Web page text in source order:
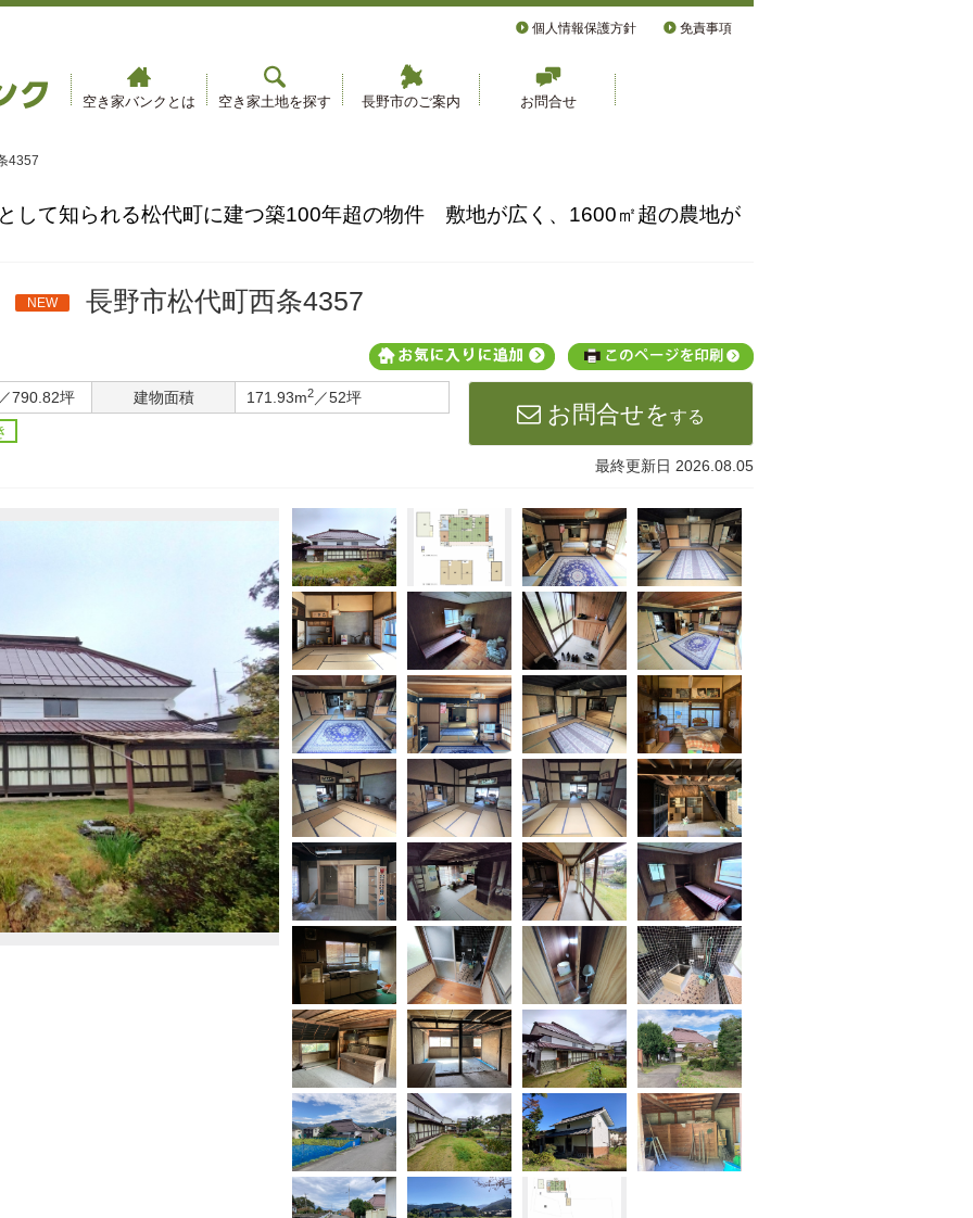
個人情報保護方針 免責事項
空き家バンクとは 空き家土地を探す 長野市のご案内 お問合せ
4357
て知られる松代町に建つ築100年超の物件 敷地が広く、1600㎡超の農地が
NEW 長野市松代町西条4357
790.82坪 建物面積 171.93m2 ／52坪
お問合せをする
最終更新日 2026.08.05